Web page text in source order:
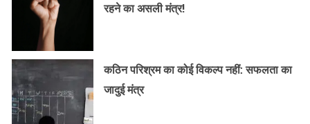
रहने का असली मंत्र!
कठिन परिश्रम का कोई विकल्प नहीं: सफलता का
जादुई मंत्र